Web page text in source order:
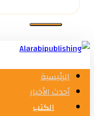
الرئيسية
أحدث الأخبار
الكتب